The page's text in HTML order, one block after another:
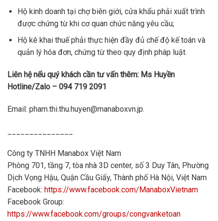
Hộ kinh doanh tại chợ biên giới, cửa khẩu phải xuất trình
được chứng từ khi cơ quan chức năng yêu cầu;
Hộ kê khai thuế phải thực hiện đầy đủ chế độ kế toán và
quản lý hóa đơn, chứng từ theo quy định pháp luật.
Liên hệ nếu quý khách cần tư vấn thêm: Ms Huyền
Hotline/Zalo – 094 719 2091
Email: pham.thi.thu.huyen@manaboxvn.jp.
Công ty TNHH Manabox Việt Nam
Phòng 701, tầng 7, tòa nhà 3D center, số 3 Duy Tân, Phường
Dịch Vọng Hậu, Quận Cầu Giấy, Thành phố Hà Nội, Việt Nam
Facebook: https://www.facebook.com/ManaboxVietnam
Facebook Group:
https://www.facebook.com/groups/congvanketoan